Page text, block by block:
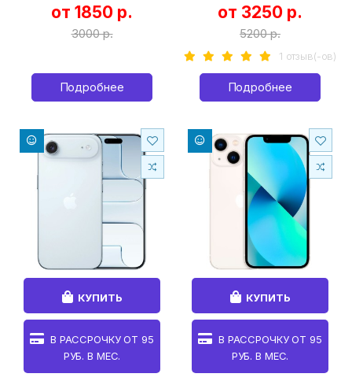
от 1850 р.
3000 р.
Подробнее
от 3250 р.
5200 р.
1 отзыв(-ов)
Подробнее
КУПИТЬ
В РАССРОЧКУ ОТ 95
РУБ. В МЕС.
КУПИТЬ
В РАССРОЧКУ ОТ 95
РУБ. В МЕС.